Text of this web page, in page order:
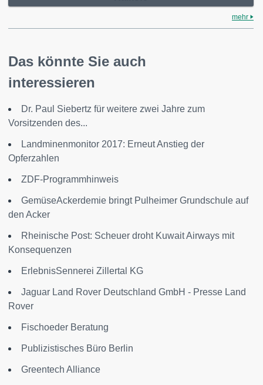
mehr
Das könnte Sie auch
interessieren
Dr. Paul Siebertz für weitere zwei Jahre zum
Vorsitzenden des...
Landminenmonitor 2017: Erneut Anstieg der
Opferzahlen
ZDF-Programmhinweis
GemüseAckerdemie bringt Pulheimer Grundschule auf
den Acker
Rheinische Post: Scheuer droht Kuwait Airways mit
Konsequenzen
ErlebnisSennerei Zillertal KG
Jaguar Land Rover Deutschland GmbH - Presse Land
Rover
Fischoeder Beratung
Publizistisches Büro Berlin
Greentech Alliance